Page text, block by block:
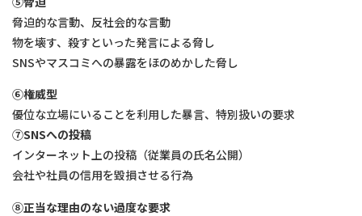
脅迫的な⾔動、反社会的な⾔動
物を壊す、殺すといった発⾔による脅し
SNSやマスコミへの暴露をほのめかした脅し
⑥権威型
優位な⽴場にいることを利⽤した暴⾔、特別扱いの要求
⑦SNSへの投稿
インターネット上の投稿（従業員の⽒名公開）
会社や社員の信⽤を毀損させる⾏為
⑧正当な理由のない過度な要求